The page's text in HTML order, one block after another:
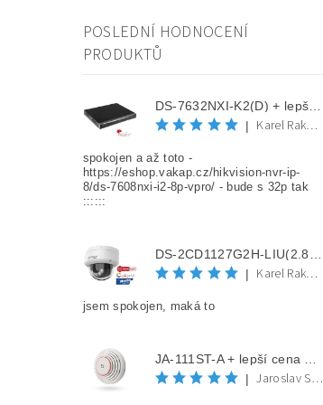
POSLEDNÍ HODNOCENÍ
PRODUKTŮ
|
Karel Rakovec
spokojen a až toto -
https://eshop.vakap.cz/hikvision-nvr-ip-
8/ds-7608nxi-i2-8p-vpro/ - bude s 32p tak
::::::
|
Karel Rakovec
jsem spokojen, maká to
|
Jaroslav Spěváček